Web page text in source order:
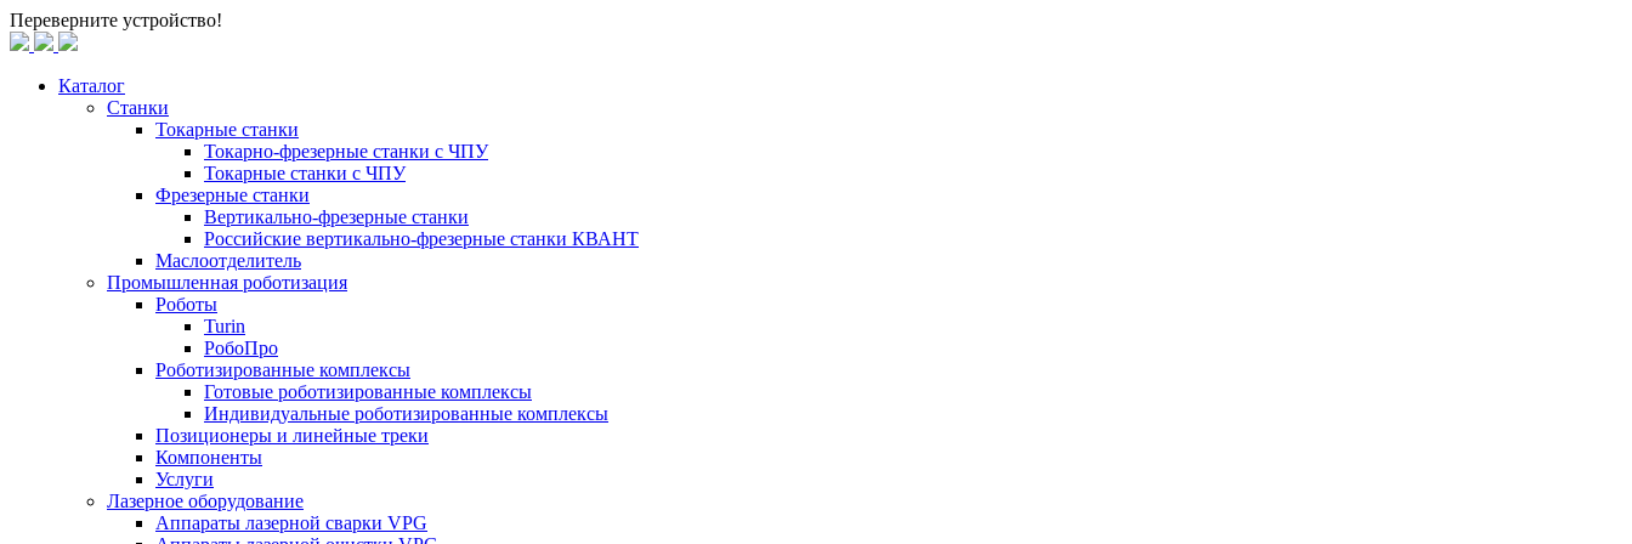
Переверните устройство!
Каталог
Станки
Токарные станки
Токарно-фрезерные станки c ЧПУ
Токарные станки с ЧПУ
Фрезерные станки
Вертикально-фрезерные станки
Российские вертикально-фрезерные станки КВАНТ
Маслоотделитель
Промышленная роботизация
Роботы
Turin
РобоПро
Роботизированные комплексы
Готовые роботизированные комплексы
Индивидуальные роботизированные комплексы
Позиционеры и линейные треки
Компоненты
Услуги
Лазерное оборудование
Аппараты лазерной сварки VPG